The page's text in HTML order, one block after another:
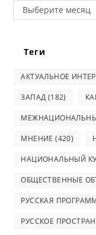
Архив
Выберите месяц
Теги
АКТУАЛЬНОЕ
ЗАПАД (182)
МНЕНИЕ (420)
НАЦИОНАЛЬНЫЙ
ОБЩЕСТВЕННЫЕ
РУССКАЯ
РУССКОЕ